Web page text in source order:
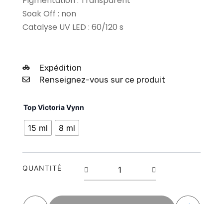
Soak Off : non
Catalyse UV LED : 60/120 s
Expédition
Renseignez-vous sur ce produit
Top Victoria Vynn
15 ml 8 ml
QUANTITÉ
Oh
Gloss
15ml